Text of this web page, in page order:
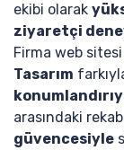
ekibi olarak
ziyaretçi
Firma web
Tasarım
arasındaki
güvencesiyle